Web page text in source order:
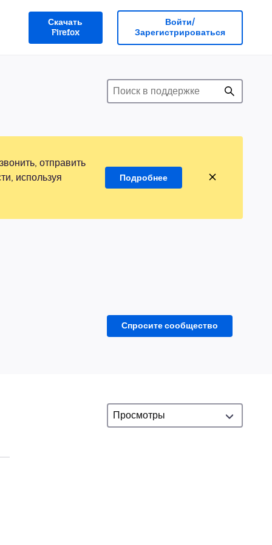
Скачать
Firefox
Войти/
Зарегистрироваться
отправить
используя
Подробнее
Спросите сообщество